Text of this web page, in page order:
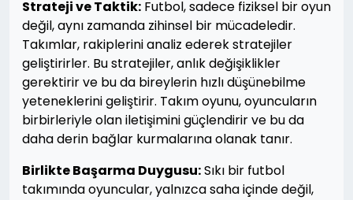
Strateji ve Taktik: Futbol, sadece fiziksel bir oyun
değil, aynı zamanda zihinsel bir mücadeledir.
Takımlar, rakiplerini analiz ederek stratejiler
geliştirirler. Bu stratejiler, anlık değişiklikler
gerektirir ve bu da bireylerin hızlı düşünebilme
yeteneklerini geliştirir. Takım oyunu, oyuncuların
birbirleriyle olan iletişimini güçlendirir ve bu da
daha derin bağlar kurmalarına olanak tanır.
Birlikte Başarma Duygusu:Sıkı bir futbol
takımında oyuncular, yalnızca saha içinde değil,